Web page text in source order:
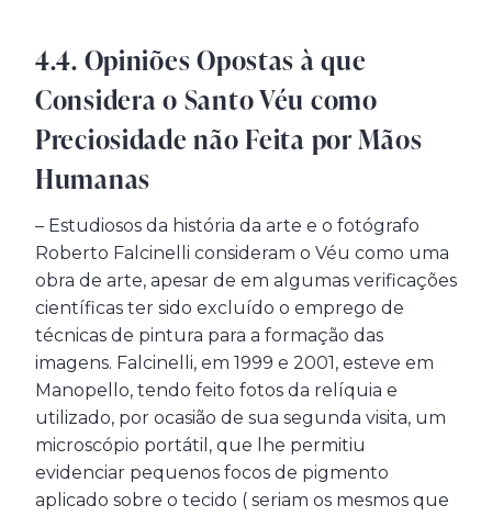
4.4. Opiniões Opostas à que
Considera o Santo Véu como
Preciosidade não Feita por Mãos
Humanas
– Estudiosos da história da arte e o fotógrafo
Roberto Falcinelli consideram o Véu como uma
obra de arte, apesar de em algumas verificações
científicas ter sido excluído o emprego de
técnicas de pintura para a formação das
imagens. Falcinelli, em 1999 e 2001, esteve em
Manopello, tendo feito fotos da relíquia e
utilizado, por ocasião de sua segunda visita, um
microscópio portátil, que lhe permitiu
evidenciar pequenos focos de pigmento
aplicado sobre o tecido ( seriam os mesmos que